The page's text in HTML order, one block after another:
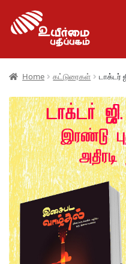
Home கட்டுரைகள் டாக்டர்